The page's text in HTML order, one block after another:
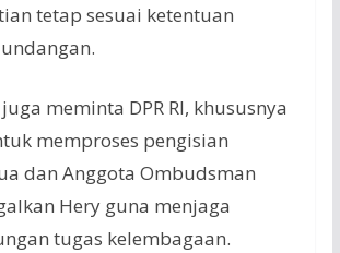
tetap sesuai ketentuan
meminta DPR RI, khususnya
memproses pengisian
dan Anggota Ombudsman
Hery guna menjaga
tugas kelembagaan.